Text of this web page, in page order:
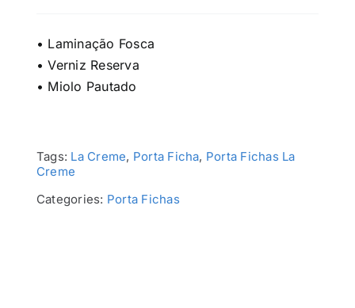
• Laminação Fosca
• Verniz Reserva
• Miolo Pautado
Tags: La Creme, Porta Ficha, Porta Fichas La
Creme
Categories: Porta Fichas